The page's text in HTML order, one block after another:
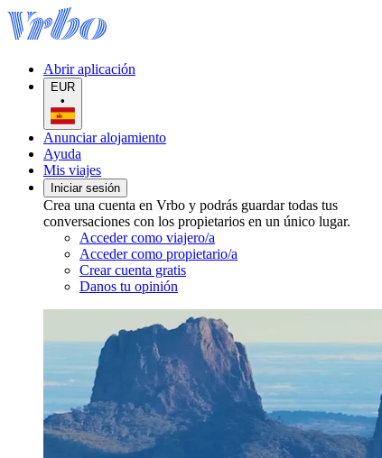
Abrir aplicación
EUR
•
Anunciar alojamiento
Ayuda
Mis viajes
Iniciar sesión
Crea una cuenta en Vrbo y podrás guardar todas tus
conversaciones con los propietarios en un único lugar.
Acceder como viajero/a
Acceder como propietario/a
Crear cuenta gratis
Danos tu opinión